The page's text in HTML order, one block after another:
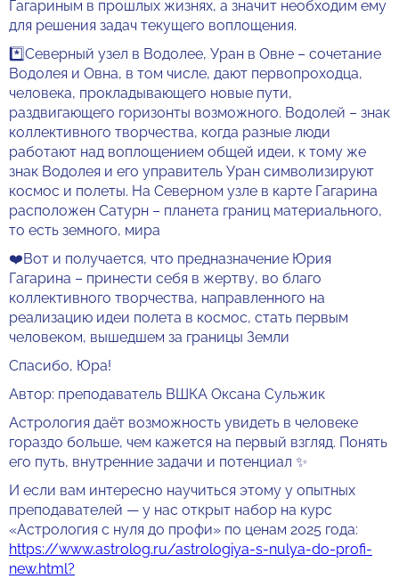
Гагариным в прошлых жизнях, а значит необходим ему
для решения задач текущего воплощения.
*️⃣Северный узел в Водолее, Уран в Овне – сочетание
Водолея и Овна, в том числе, дают первопроходца,
человека, прокладывающего новые пути,
раздвигающего горизонты возможного. Водолей – знак
коллективного творчества, когда разные люди
работают над воплощением общей идеи, к тому же
знак Водолея и его управитель Уран символизируют
космос и полеты. На Северном узле в карте Гагарина
расположен Сатурн – планета границ материального,
то есть земного, мира
❤️Вот и получается, что предназначение Юрия
Гагарина – принести себя в жертву, во благо
коллективного творчества, направленного на
реализацию идеи полета в космос, стать первым
человеком, вышедшем за границы Земли
Спасибо, Юра!
Автор: преподаватель ВШКА Оксана Сульжик
Астрология даёт возможность увидеть в человеке
гораздо больше, чем кажется на первый взгляд. Понять
его путь, внутренние задачи и потенциал ✨
И если вам интересно научиться этому у опытных
преподавателей — у нас открыт набор на курс
«Астрология с нуля до профи» по ценам 2025 года:
https://www.astrolog.ru/astrologiya-s-nulya-do-profi-
new.html?